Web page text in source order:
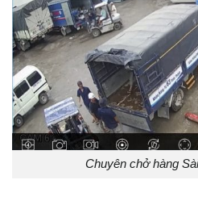
Chuyên chở hàng